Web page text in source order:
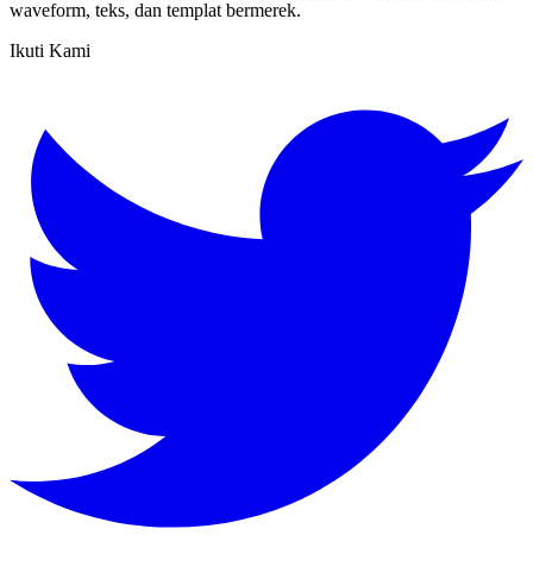
waveform, teks, dan templat bermerek.
Ikuti Kami